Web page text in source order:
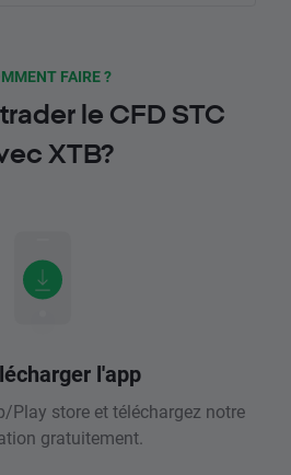
FAIRE ?
le CFD STC
XTB?
l'app
Play store et téléchargez notre
gratuitement.